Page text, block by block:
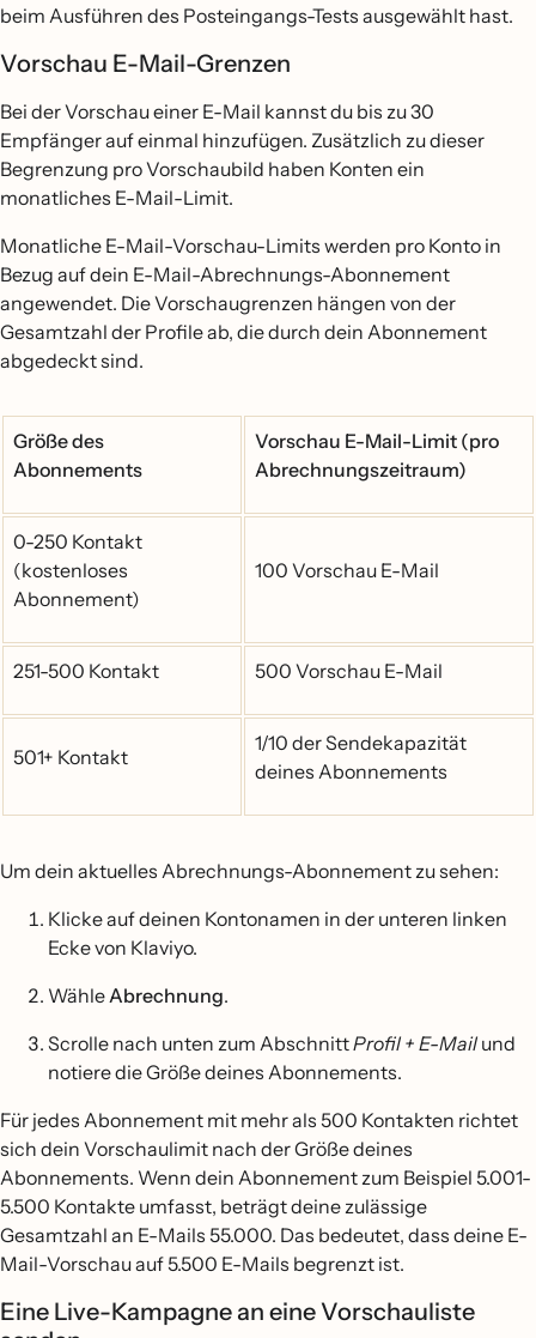
beim Ausführen des Posteingangs-Tests ausgewählt hast.
Vorschau E-Mail-Grenzen
Bei der Vorschau einer E-Mail kannst du bis zu 30
Empfänger auf einmal hinzufügen. Zusätzlich zu dieser
Begrenzung pro Vorschaubild haben Konten ein
monatliches E-Mail-Limit.
Monatliche E-Mail-Vorschau-Limits werden pro Konto in
Bezug auf dein E-Mail-Abrechnungs-Abonnement
angewendet. Die Vorschaugrenzen hängen von der
Gesamtzahl der Profile ab, die durch dein Abonnement
abgedeckt sind.
Größe des
Abonnements
Vorschau E-Mail-Limit (pro
Abrechnungszeitraum)
0-250 Kontakt
(kostenloses
Abonnement)
100 Vorschau E-Mail
251-500 Kontakt 500 Vorschau E-Mail
501+ Kontakt
1/10 der Sendekapazität
deines Abonnements
Um dein aktuelles Abrechnungs-Abonnement zu sehen:
Klicke auf deinen Kontonamen in der unteren linken
Ecke von Klaviyo.
Wähle Abrechnung.
Scrolle nach unten zum AbschnittProfil + E-Mailund
notiere die Größe deines Abonnements.
Für jedes Abonnement mit mehr als 500 Kontakten richtet
sich dein Vorschaulimit nach der Größe deines
Abonnements. Wenn dein Abonnement zum Beispiel 5.001-
5.500 Kontakte umfasst, beträgt deine zulässige
Gesamtzahl an E-Mails 55.000. Das bedeutet, dass deine E-
Mail-Vorschau auf 5.500 E-Mails begrenzt ist.
Eine Live-Kampagne an eine Vorschauliste